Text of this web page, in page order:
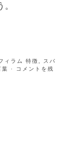
ィラム 特徴
スパ
· コメントを残